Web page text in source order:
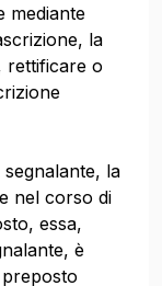
mediante
la
rettificare o
la
nel corso di
essa,
è